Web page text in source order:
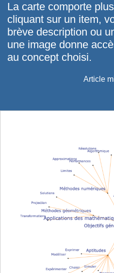
La carte comporte
cliquant sur un item,
brève description ou
une image donne
au concept choisi.
Article